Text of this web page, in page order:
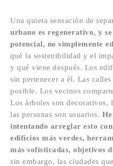
Una quieta sensación de
urbano es regenerativo, y
potencial, no simplemente
qué la sostenibilidad y el
y qué viene después. Los
sin pertenecer a él. Las
posible. Los vecinos
Los árboles son decorativos,
las personas son usuarios.
intentando arreglar esto
edificios más verdes,
más sofisticadas, objetivos
sin embargo, las ciudades